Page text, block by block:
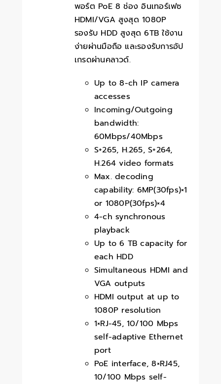
พอร์ต PoE 8 ช่อง อินเทอร์เฟซ
HDMI/VGA สูงสุด 1080P
รองรับ HDD สูงสุด 6TB ใช้งาน
ง่ายผ่านมือถือ และรองรับการอัป
เกรดผ่านคลาวด์.
Up to 8-ch IP camera
accesses
Incoming/Outgoing
bandwidth:
60Mbps/40Mbps
S+265, H.265, S+264,
H.264 video formats
Max. decoding
capability: 6MP(30fps)×1
or 1080P(30fps)×4
4-ch synchronous
playback
Up to 6 TB capacity for
each HDD
Simultaneous HDMI and
VGA outputs
HDMI output at up to
1080P resolution
1×RJ-45, 10/100 Mbps
self-adaptive Ethernet
port
PoE interface, 8×RJ45,
10/100 Mbps self-